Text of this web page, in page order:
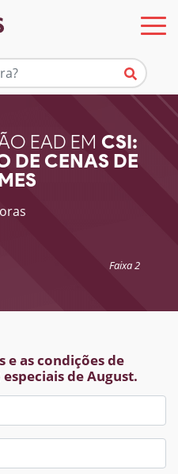
EAD EM CSI:
DE CENAS DE
Faixa 2
e as condições de
de August.